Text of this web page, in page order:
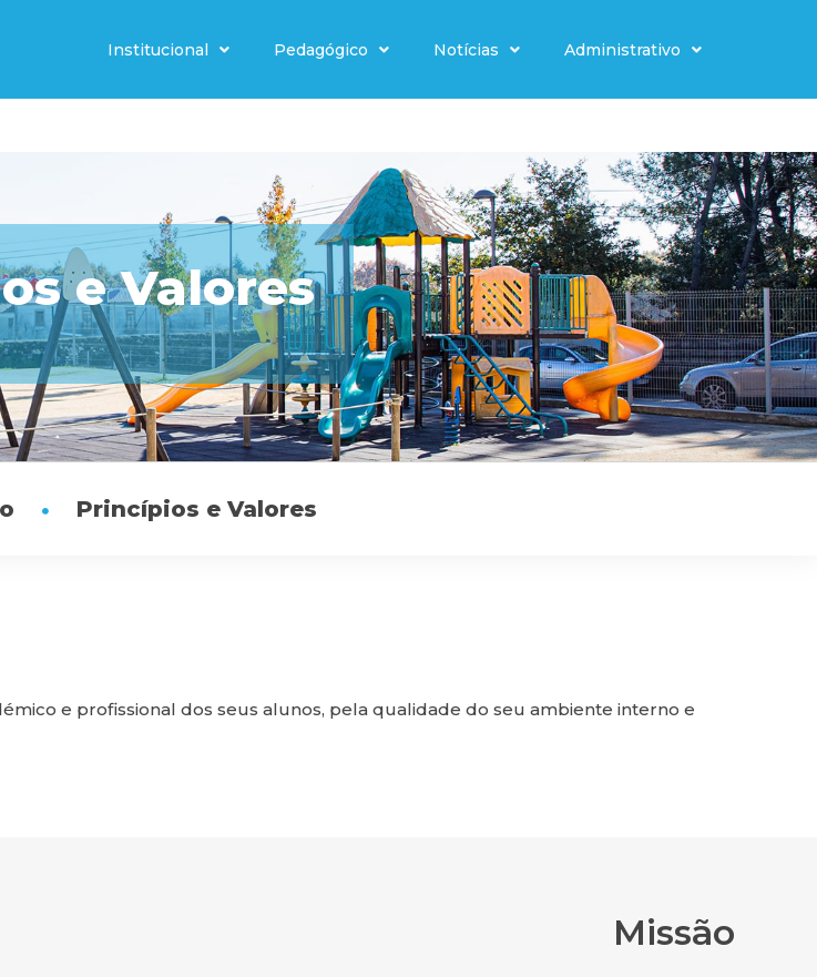
Institucional Pedagógico Notícias Administrativo
e Valores
Princípios e Valores
e profissional dos seus alunos, pela qualidade do seu ambiente interno e
Missão